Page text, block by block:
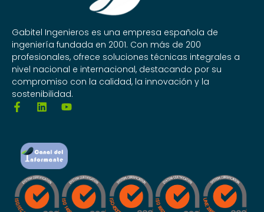
Gabitel Ingenieros es una empresa española de
ingeniería fundada en 2001. Con más de 200
profesionales, ofrece soluciones técnicas integrales a
nivel nacional e internacional, destacando por su
compromiso con la calidad, la innovación y la
sostenibilidad.